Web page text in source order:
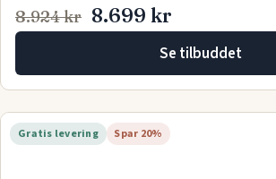
8.924 kr 8.699 kr
Se tilbuddet
Gratis levering Spar 20%